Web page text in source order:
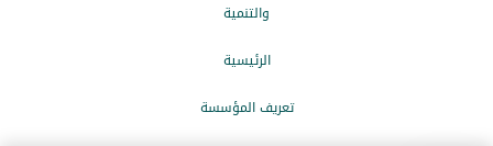
والتنمیة
الرئيسیة
تعریف المؤسسة